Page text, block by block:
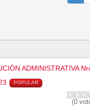
ADMINISTRATIVA
POPULAR
(0
Invitaciones